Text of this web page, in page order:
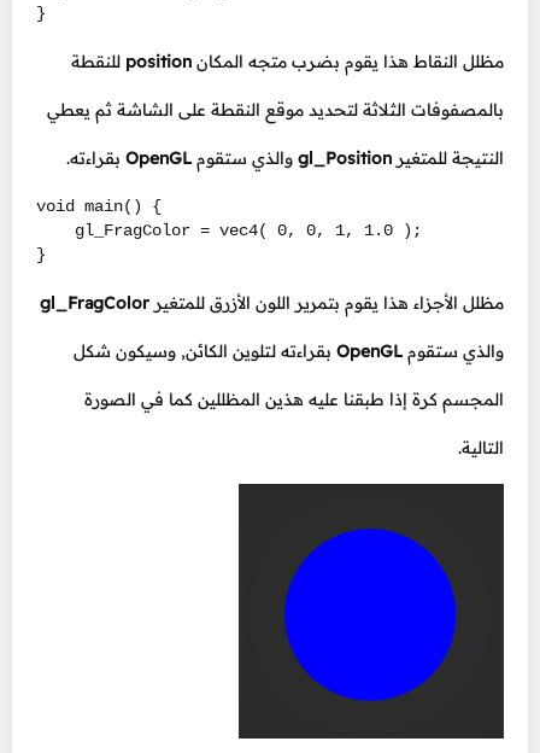
}
مظلل النقاط هذا يقوم بضرب متجه المكان position للنقطة
بالمصفوفات الثلاثة لتحديد موقع النقطة على الشاشة ثم يعطي
النتيجة للمتغير gl_Position والذي ستقوم OpenGL بقراءته.
void main() {
    gl_FragColor = vec4( 0, 0, 1, 1.0 );
}
مظلل الأجزاء هذا يقوم بتمرير اللون الأزرق للمتغير gl_FragColor
والذي ستقوم OpenGL بقراءته لتلوين الكائن, وسيكون شكل
المجسم كرة إذا طبقنا عليه هذين المظللين كما في الصورة
التالية.